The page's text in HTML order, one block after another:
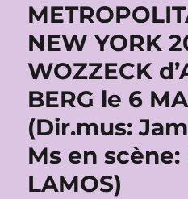
NEW YORK
WOZZECK
BERG le 6
(Dir.mus:
Ms en
LAMOS)